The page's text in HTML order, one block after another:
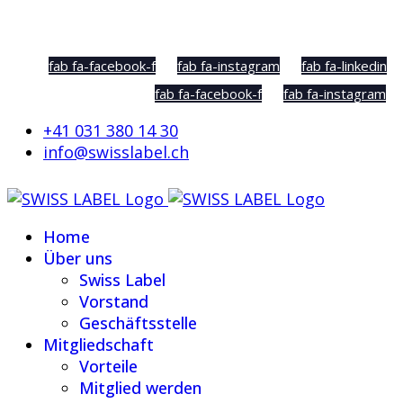
fab fa-facebook-f fab fa-instagram
fab fa-linkedin
fab fa-facebook-f
fab fa-instagram
+41 031 380 14 30
info@swisslabel.ch
Home
Über uns
Swiss Label
Vorstand
Geschäftsstelle
Mitgliedschaft
Vorteile
Mitglied werden